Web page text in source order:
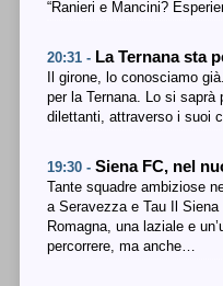
“Ranieri e Mancini?
20:31 - La Ternana sta
Il girone, lo conosciamo
per la Ternana. Lo si saprà
dilettanti, attraverso i suoi
19:30 - Siena FC, nel
Tante squadre ambiziose
a Seravezza e Tau Il
Romagna, una laziale e
percorrere, ma anche…